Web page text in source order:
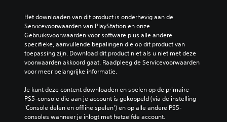
Het downloaden van dit product is onderhevig aan de
Servicevoorwaarden van PlayStation en onze
Gebruiksvoorwaarden voor software plus alle andere
specifieke, aanvullende bepalingen die op dit product van
toepassing zijn. Download dit product niet als u niet met deze
voorwaarden akkoord gaat. Raadpleeg de Servicevoorwaarden
voor meer belangrijke informatie.
Je kunt deze content downloaden en spelen op de primaire
PS5-console die aan je account is gekoppeld (via de instelling
'Console delen en offline spelen') en op alle andere PS5-
consoles wanneer je inlogt met hetzelfde account.